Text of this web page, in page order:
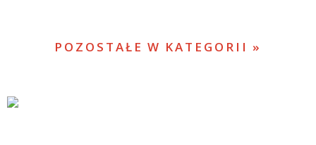
POZOSTAŁE W KATEGORII